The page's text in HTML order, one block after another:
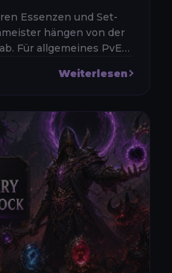
Essenzen und Set-
hängen von der
Für allgemeines PvE
Burni...
Weiterlesen